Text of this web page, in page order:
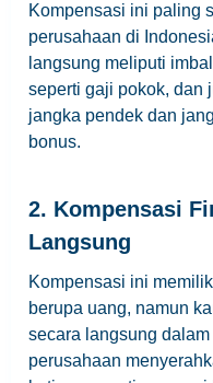
Kompensasi ini paling
perusahaan di
langsung meliputi
seperti gaji pokok, dan
jangka pendek dan
bonus.
2. Kompensasi
Langsung
Kompensasi ini
berupa uang, namun
secara langsung
perusahaan